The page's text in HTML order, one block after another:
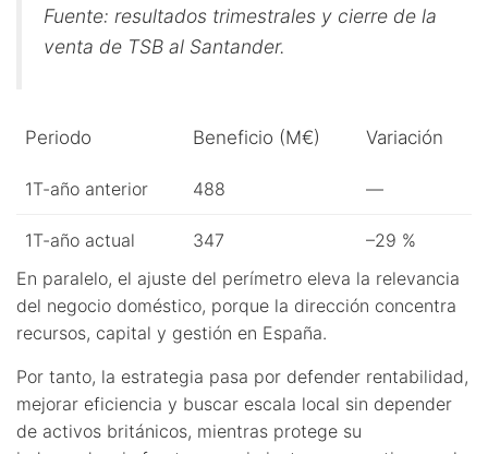
Fuente: resultados trimestrales y cierre de la
venta de TSB al Santander.
Periodo Beneficio (M€) Variación
1T-año anterior 488 —
1T-año actual 347
–29 %
En paralelo, el ajuste del perímetro eleva la relevancia
del negocio doméstico, porque la dirección concentra
recursos, capital y gestión en España.
Por tanto, la estrategia pasa por defender rentabilidad,
mejorar eficiencia y buscar escala local sin depender
de activos británicos, mientras protege su